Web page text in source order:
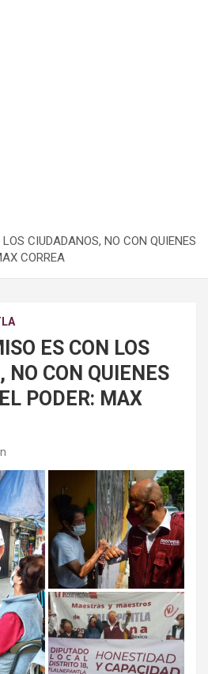
CIUDADANOS, NO CON QUIENES
CORREA
ES CON LOS
NO CON QUIENES
PODER: MAX